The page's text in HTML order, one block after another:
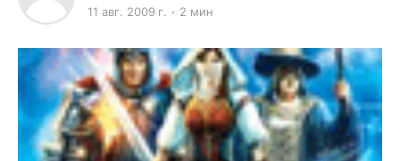
11 авг. 2009 г. 2 мин